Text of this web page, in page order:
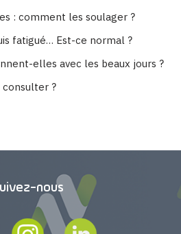
: comment les soulager ?
fatigué… Est-ce normal ?
elles avec les beaux jours ?
consulter ?
nous